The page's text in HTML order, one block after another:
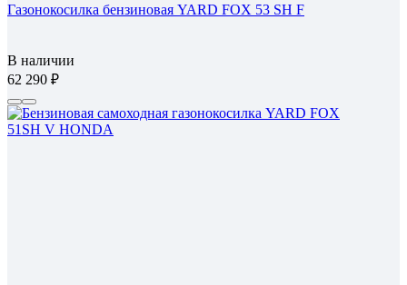
Газонокосилка бензиновая YARD FOX 53 SH F
В наличии
62 290